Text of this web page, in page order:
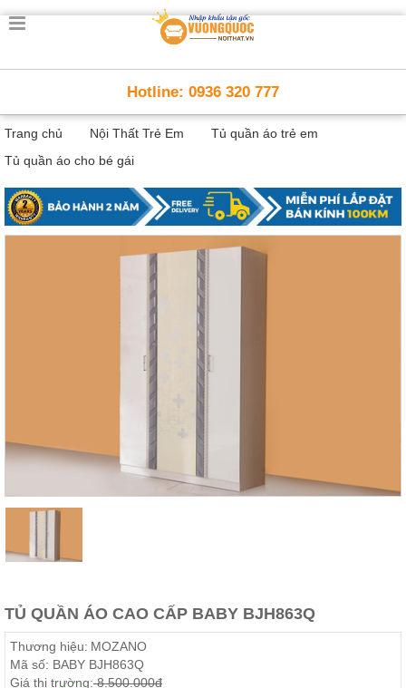
Trang
Thông
Minh
Nội
thất
minh
Nội
Phòng
Khách
Nội
Phòng
Giường
áo, bàn
trang
Hotline: 0936 320 777
Trang chủ Nội Thất Trẻ Em
Tủ quần áo trẻ em
Tủ quần áo cho bé gái
TỦ QUẦN ÁO CAO CẤP BABY BJH863Q
Thương hiệu: MOZANO
Mã số: BABY BJH863Q
Giá thị trường:8.500.000đ